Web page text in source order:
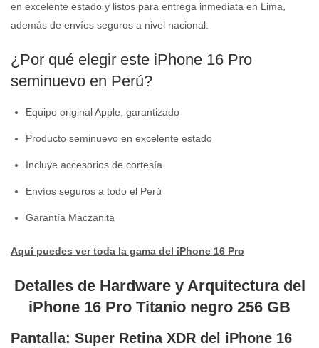
en excelente estado y listos para entrega inmediata en Lima,
además de envíos seguros a nivel nacional.
¿Por qué elegir este iPhone 16 Pro
seminuevo en Perú?
Equipo original Apple, garantizado
Producto seminuevo en excelente estado
Incluye accesorios de cortesía
Envíos seguros a todo el Perú
Garantía Maczanita
Aquí puedes ver toda la gama del iPhone 16 Pro
Detalles de Hardware y Arquitectura del
iPhone 16 Pro Titanio negro 256 GB
Pantalla: Super Retina XDR del iPhone 16